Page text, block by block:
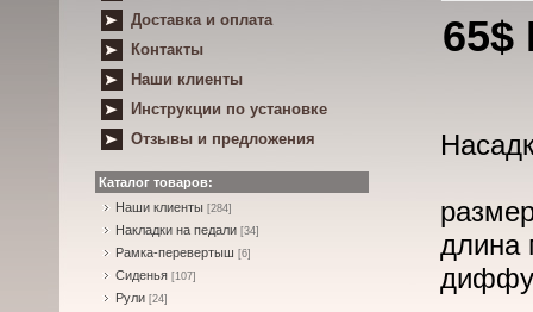
Доставка и оплата
Контакты
Наши клиенты
Инструкции по установке
Отзывы и предложения
Каталог товаров:
Наши клиенты [284]
Накладки на педали [34]
Рамка-перевертыш [6]
Сиденья [107]
Рули [24]
65$
длина